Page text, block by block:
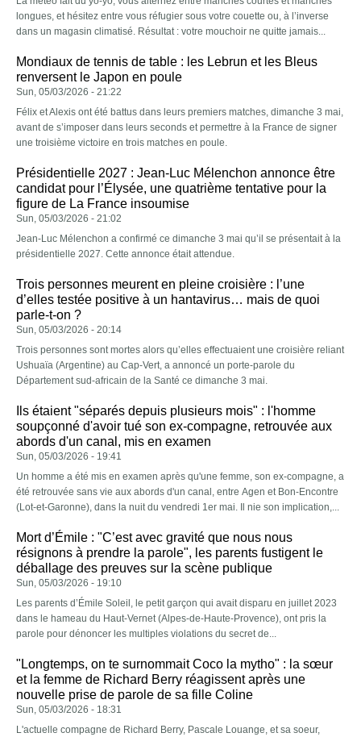
longues, et hésitez entre vous réfugier sous votre couette ou, à l’inverse
dans un magasin climatisé. Résultat : votre mouchoir ne quitte jamais...
Mondiaux de tennis de table : les Lebrun et les Bleus
renversent le Japon en poule
Sun, 05/03/2026 - 21:22
Félix et Alexis ont été battus dans leurs premiers matches, dimanche 3 mai,
avant de s’imposer dans leurs seconds et permettre à la France de signer
une troisième victoire en trois matches en poule.
Présidentielle 2027 : Jean-Luc Mélenchon annonce être
candidat pour l’Élysée, une quatrième tentative pour la
figure de La France insoumise
Sun, 05/03/2026 - 21:02
Jean-Luc Mélenchon a confirmé ce dimanche 3 mai qu’il se présentait à la
présidentielle 2027. Cette annonce était attendue.
Trois personnes meurent en pleine croisière : l’une
d’elles testée positive à un hantavirus… mais de quoi
parle-t-on ?
Sun, 05/03/2026 - 20:14
Trois personnes sont mortes alors qu’elles effectuaient une croisière reliant
Ushuaïa (Argentine) au Cap-Vert, a annoncé un porte-parole du
Département sud-africain de la Santé ce dimanche 3 mai.
Ils étaient "séparés depuis plusieurs mois" : l'homme
soupçonné d'avoir tué son ex-compagne, retrouvée aux
abords d'un canal, mis en examen
Sun, 05/03/2026 - 19:41
Un homme a été mis en examen après qu'une femme, son ex-compagne, a
été retrouvée sans vie aux abords d'un canal, entre Agen et Bon-Encontre
(Lot-et-Garonne), dans la nuit du vendredi 1er mai. Il nie son implication,...
Mort d’Émile : "C’est avec gravité que nous nous
résignons à prendre la parole", les parents fustigent le
déballage des preuves sur la scène publique
Sun, 05/03/2026 - 19:10
Les parents d’Émile Soleil, le petit garçon qui avait disparu en juillet 2023
dans le hameau du Haut-Vernet (Alpes-de-Haute-Provence), ont pris la
parole pour dénoncer les multiples violations du secret de...
"Longtemps, on te surnommait Coco la mytho" : la sœur
et la femme de Richard Berry réagissent après une
nouvelle prise de parole de sa fille Coline
Sun, 05/03/2026 - 18:31
L'actuelle compagne de Richard Berry, Pascale Louange, et sa soeur,